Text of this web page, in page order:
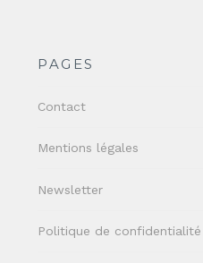
PAGES
Contact
Mentions légales
Newsletter
Politique de confidentialité